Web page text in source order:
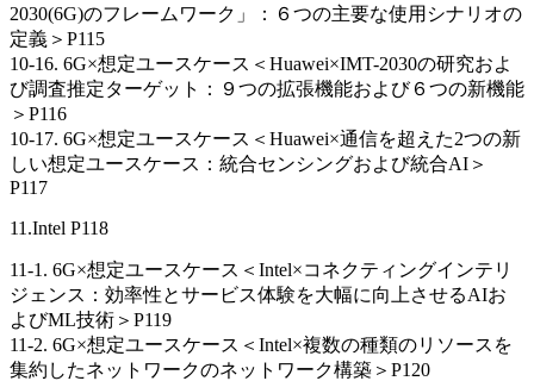
2030(6G)のフレームワーク」：６つの主要な使用シナリオの
定義＞P115
10-16. 6G×想定ユースケース＜Huawei×IMT-2030の研究およ
び調査推定ターゲット：９つの拡張機能および６つの新機能
＞P116
10-17. 6G×想定ユースケース＜Huawei×通信を超えた2つの新
しい想定ユースケース：統合センシングおよび統合AI＞
P117
11.Intel P118
11-1. 6G×想定ユースケース＜Intel×コネクティングインテリ
ジェンス：効率性とサービス体験を大幅に向上させるAIお
よびML技術＞P119
11-2. 6G×想定ユースケース＜Intel×複数の種類のリソースを
集約したネットワークのネットワーク構築＞P120